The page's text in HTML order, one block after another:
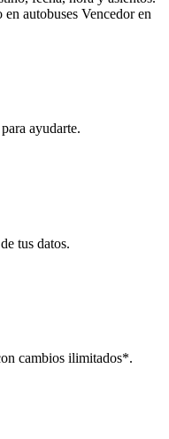
autobuses Vencedor en
ayudarte.
tus datos.
cambios ilimitados*.